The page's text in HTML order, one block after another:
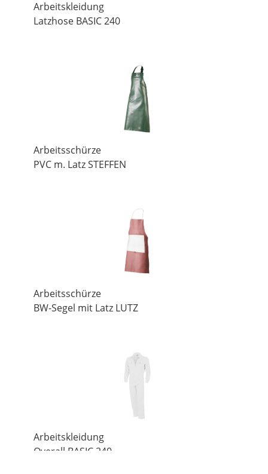
Arbeitskleidung
Latzhose BASIC 240
Arbeitsschürze
PVC m. Latz STEFFEN
Arbeitsschürze
BW-Segel mit Latz LUTZ
Arbeitskleidung
Overall BASIC 240